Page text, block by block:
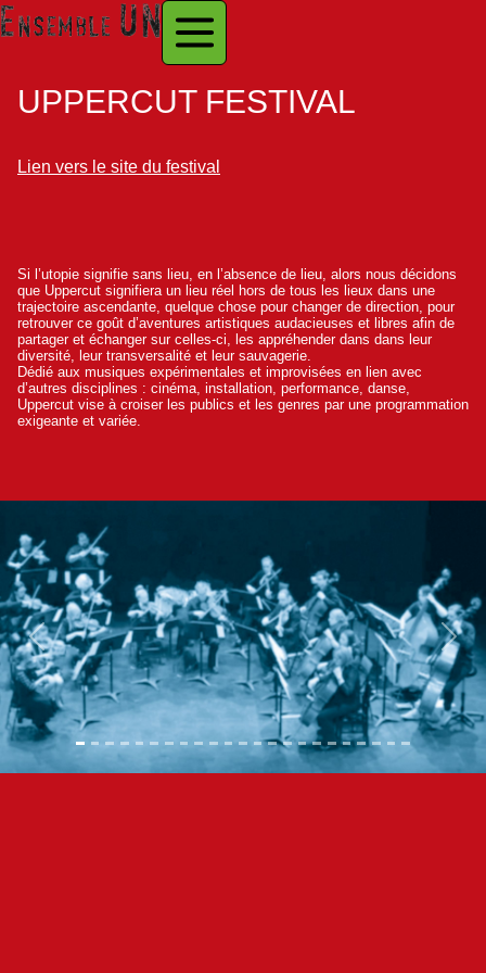
UPPERCUT FESTIVAL
Lien vers le site du festival
Si l’utopie signifie sans lieu, en l’absence de lieu, alors nous décidons
que Uppercut signifiera un lieu réel hors de tous les lieux dans une
trajectoire ascendante, quelque chose pour changer de direction, pour
retrouver ce goût d’aventures artistiques audacieuses et libres afin de
partager et échanger sur celles-ci, les appréhender dans dans leur
diversité, leur transversalité et leur sauvagerie.
Dédié aux musiques expérimentales et improvisées en lien avec
d’autres disciplines : cinéma, installation, performance, danse,
Uppercut vise à croiser les publics et les genres par une programmation
exigeante et variée.
Previous Next